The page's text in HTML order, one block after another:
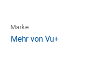
Marke
Mehr von Vu+